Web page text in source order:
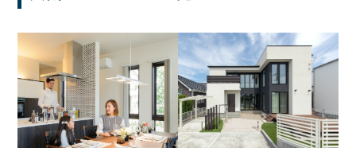
非日常
シアター
回遊動線
音楽
シニアにやさしい
太陽光発電
中庭
シャワールーム
子育て